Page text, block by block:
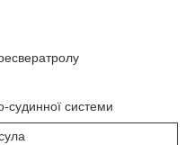
судинної системи